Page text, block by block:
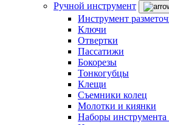
Ручной инструмент
Инструмент
Ключи
Отвертки
Пассатижи
Бокорезы
Тонкогубцы
Клещи
Съемники колец
Молотки и киянки
Наборы